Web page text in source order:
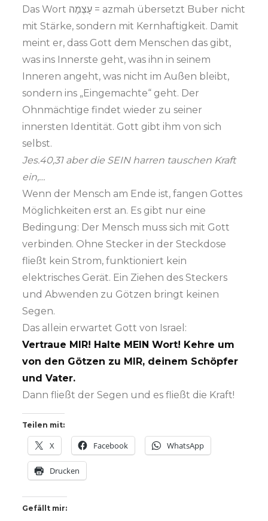
Das Wort עָצְמָה = azmah übersetzt Buber nicht
mit Stärke, sondern mit Kernhaftigkeit. Damit
meint er, dass Gott dem Menschen das gibt,
was ins Innerste geht, was ihn in seinem
Inneren angeht, was nicht im Außen bleibt,
sondern ins „Eingemachte“ geht. Der
Ohnmächtige findet wieder zu seiner
innersten Identität. Gott gibt ihm von sich
selbst.
Jes.40,31 aber die SEIN harren tauschen Kraft
ein,…
Wenn der Mensch am Ende ist, fangen Gottes
Möglichkeiten erst an. Es gibt nur eine
Bedingung: Der Mensch muss sich mit Gott
verbinden. Ohne Stecker in der Steckdose
fließt kein Strom, funktioniert kein
elektrisches Gerät. Ein Ziehen des Steckers
und Abwenden zu Götzen bringt keinen
Segen.
Das allein erwartet Gott von Israel:
Vertraue MIR! Halte MEIN Wort! Kehre um
von den Götzen zu MIR, deinem Schöpfer
und Vater.
Dann fließt der Segen und es fließt die Kraft!
Teilen mit:
X Facebook WhatsApp
Drucken
Gefällt mir: